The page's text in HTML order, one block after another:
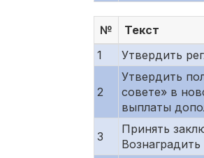
№
Текст
1
Утвердить
2
Утвердить
совете» в
выплаты
3
Принять